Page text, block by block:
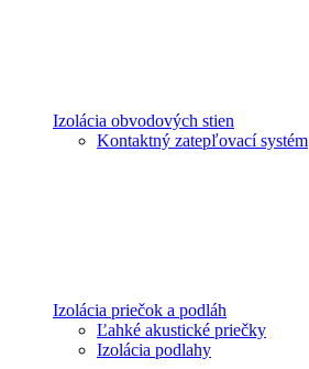
Izolácia obvodových stien
Kontaktný zatepľovací systém
Izolácia priečok a podláh
Ľahké akustické priečky
Izolácia podlahy